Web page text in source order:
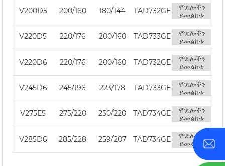
V200D5 200/160 180/144 TAD732GE
ሞዴሎችን
ይመልከቱ
V220D5 220/176 200/160 TAD733GE
ሞዴሎችን
ይመልከቱ
V220D6 220/176 200/160 TAD732GE
ሞዴሎችን
ይመልከቱ
V245D6 245/196 223/178 TAD733GE
ሞዴሎችን
ይመልከቱ
V275E5 275/220 250/220 TAD734GE
ሞዴሎችን
ይመልከቱ
V285D6 285/228 259/207 TAD734GE
ሞዴሎችን
ይመልከቱ